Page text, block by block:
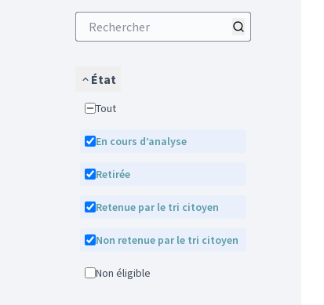
État
Tout
En cours d’analyse
Retirée
Retenue par le tri citoyen
Non retenue par le tri citoyen
Non éligible